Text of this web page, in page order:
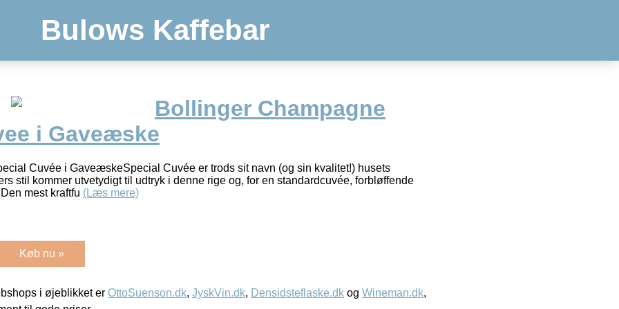
Bulows Kaffebar
Bollinger Champagne
i Gaveæske
Cuvée i GaveæskeSpecial Cuvée er trods sit navn (og sin kvalitet!) husets
stil kommer utvetydigt til udtryk i denne rige og, for en standardcuvée, forbløffende
mest kraftfu (Læs mere)
Køb nu »
i øjeblikket er OttoSuenson.dk, JyskVin.dk, Densidsteflaske.dk og Wineman.dk,